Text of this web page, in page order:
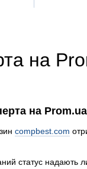
на
на Prom.ua
compbest.com
статус надають